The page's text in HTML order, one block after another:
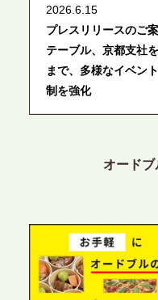
2026.6.15
プレスリリースのご
テーブル、京都支社
まで、多様なイベン
制を強化
プレスリリースのご
テーブル、東京都中
目の展開で、拡大す
2026.6.4
プレスリリースのご
オード